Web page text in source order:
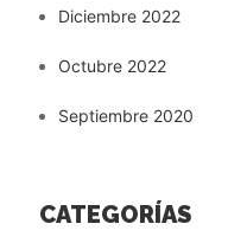
Diciembre 2022
Octubre 2022
Septiembre 2020
CATEGORÍAS